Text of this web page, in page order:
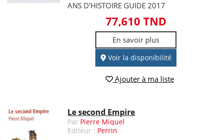
ANS D'HISTOIRE GUIDE 2017
77,610 TND
En savoir plus
Voir la disponibilité
Ajouter à ma liste
Le second Empire
Par Pierre Miquel
Editeur : Perrin